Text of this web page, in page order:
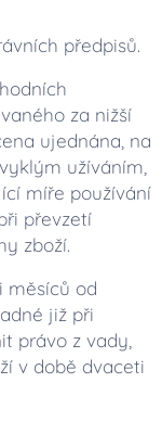
předpisů.
za nižší
ujednána, na
užíváním,
míře používání
převzetí
zboží.
měsíců od
již při
právo z vady,
v době dvaceti